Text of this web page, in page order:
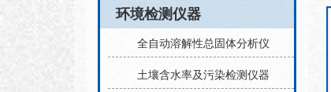
环境检测仪器
全自动溶解性总固体分析仪
土壤含水率及污染检测仪器